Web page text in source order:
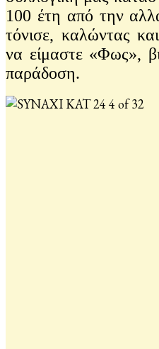
100 έτη από την
τόνισε, καλώντας
να είμαστε «Φως»,
παράδοση.